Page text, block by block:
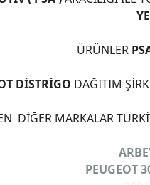
ÜRÜNLER
DİSTRİGO DAĞITIM
DİĞER MARKALAR
PEUGEOT